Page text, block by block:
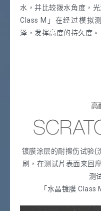
水，并比较拨水角度，
Class M」在经过模拟
泽，发挥高度的持久度。
高
镀膜涂层的耐擦伤试验(
刷，在测试片表面来回
测
「水晶镀膜 Class